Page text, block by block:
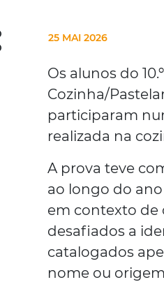
25 MAI 2026
Os alunos do
Cozinha/
participaram
realizada na
A prova teve
ao longo do
em contexto de
desafiados a
catalogados
nome ou